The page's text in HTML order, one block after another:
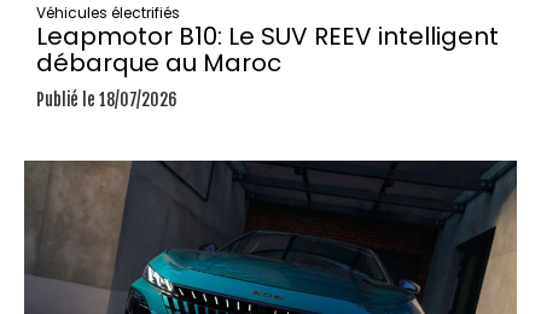
Véhicules électrifiés
Leapmotor B10: Le SUV REEV intelligent
débarque au Maroc
Publié le 18/07/2026